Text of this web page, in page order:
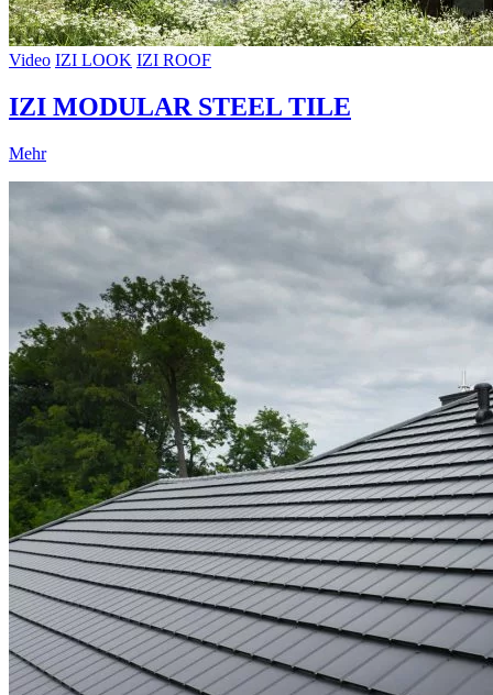
Video IZI LOOK IZI ROOF
IZI MODULAR STEEL TILE
Mehr